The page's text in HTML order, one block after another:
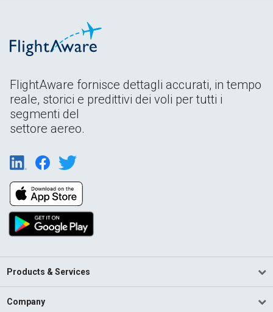
FlightAware fornisce dettagli accurati, in tempo
reale, storici e predittivi dei voli per tutti i
segmenti del
settore aereo.
Products & Services
Company